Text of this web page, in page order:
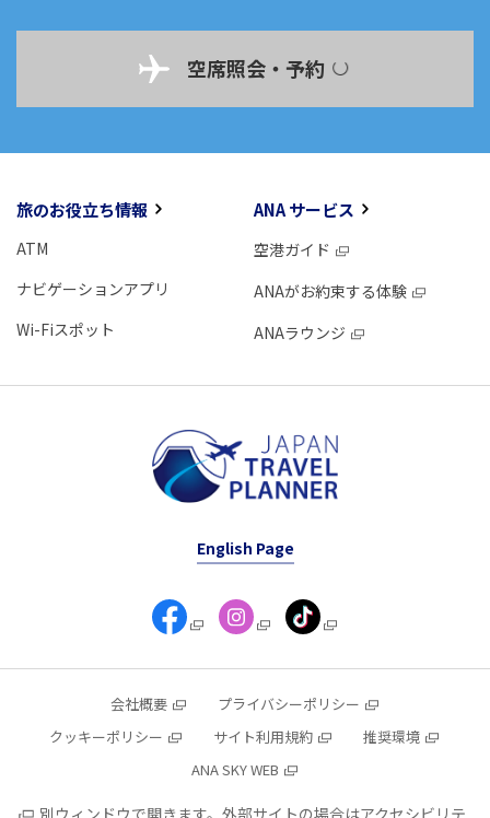
空席照会・予約
旅のお役立ち情報
ATM
ナビゲーションアプリ
Wi-Fiスポット
ANA サービス
空港ガイド
ANAがお約束する体験
ANAラウンジ
English Page
会社概要
プライバシーポリシー
クッキーポリシー
サイト利用規約
推奨環境
ANA SKY WEB
別ウィンドウで開きます。外部サイトの場合はアクセシビリテ